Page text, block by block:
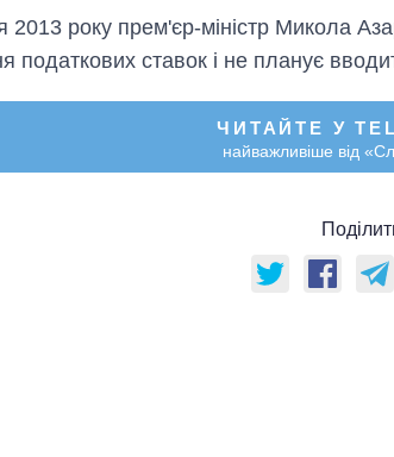
2013 року прем'єр-міністр Микола
податкових ставок і не планує
ЧИТАЙТЕ У
найважливіше від